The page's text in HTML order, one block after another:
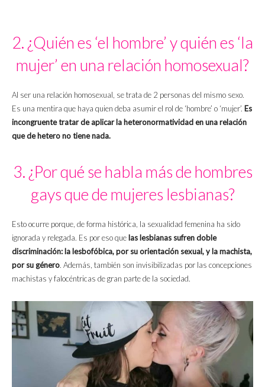
2. ¿Quién es ‘el hombre’ y quién es ‘la
mujer’ en una relación homosexual?
Al ser una relación homosexual, se trata de 2 personas del mismo sexo.
Es una mentira que haya quien deba asumir el rol de ‘hombre’ o ‘mujer’. Es
incongruente tratar de aplicar la heteronormatividad en una relación
que de hetero no tiene nada.
3. ¿Por qué se habla más de hombres
gays que de mujeres lesbianas?
Esto ocurre porque, de forma histórica, la sexualidad femenina ha sido
ignorada y relegada. Es por eso quelas lesbianas sufren doble
discriminación: la lesbofóbica, por su orientación sexual, y la machista,
por su género. Además, también son invisibilizadas por las concepciones
machistas y falocéntricas de gran parte de la sociedad.